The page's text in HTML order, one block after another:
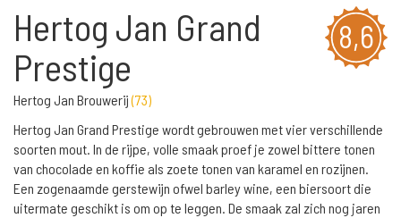
8,6
Hertog Jan Grand
Prestige
Hertog Jan Brouwerij(73)
Hertog Jan Grand Prestige wordt gebrouwen met vier verschillende
soorten mout. In de rijpe, volle smaak proef je zowel bittere tonen
van chocolade en koffie als zoete tonen van karamel en rozijnen.
Een zogenaamde gerstewijn ofwel barley wine, een biersoort die
uitermate geschikt is om op te leggen. De smaak zal zich nog jaren